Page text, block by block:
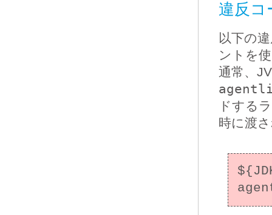
違反コ
以下の
ントを
通常、
ドする
時に渡